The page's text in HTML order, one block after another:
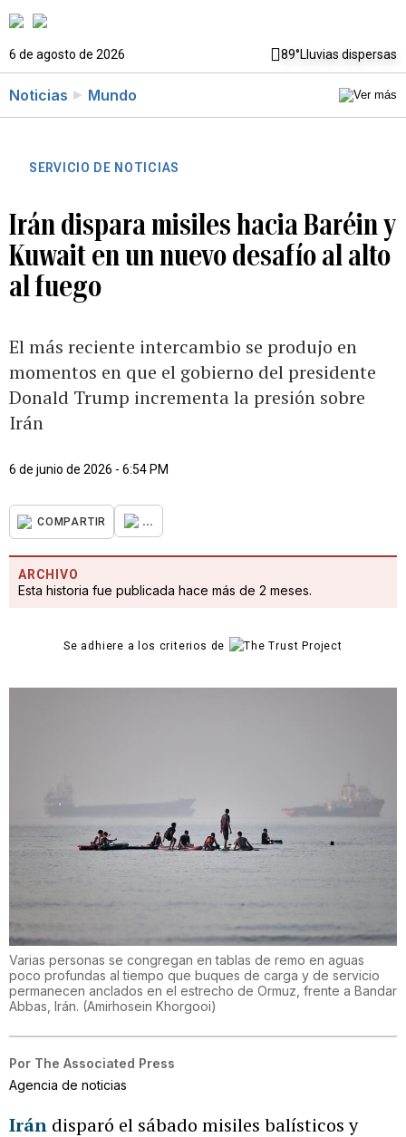
6 de agosto de 2026 89°Lluvias dispersas
Noticias Mundo
SERVICIO DE NOTICIAS
Irán dispara misiles hacia Baréin y
Kuwait en un nuevo desafío al alto
al fuego
El más reciente intercambio se produjo en
momentos en que el gobierno del presidente
Donald Trump incrementa la presión sobre
Irán
6 de junio de 2026 - 6:54 PM
COMPARTIR ...
ARCHIVO
Esta historia fue publicada hace más de 2 meses.
Se adhiere a los criterios de
Varias personas se congregan en tablas de remo en aguas
poco profundas al tiempo que buques de carga y de servicio
permanecen anclados en el estrecho de Ormuz, frente a Bandar
Abbas, Irán. (Amirhosein Khorgooi)
Por The Associated Press
Agencia de noticias
Irán disparó el sábado misiles balísticos y